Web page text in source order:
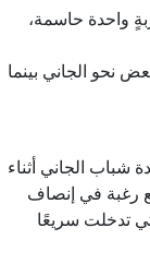
واحدة حاسمة،
نحو الجاني بينما
الجاني أثناء
رغبة في إنصاف
تدخلت سريعًا